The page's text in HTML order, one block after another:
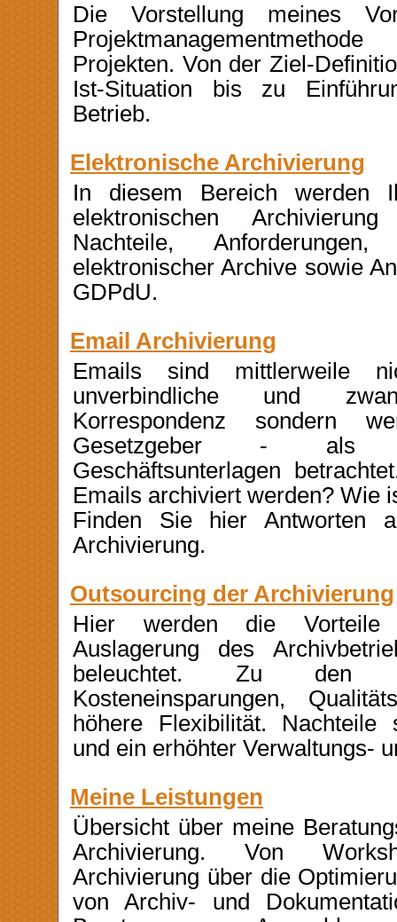
Die Vorstellung meines
Projekten. Von der Ziel-
Ist-Situation bis zu
Betrieb.
Elektronische Archivierung
In diesem Bereich werden
elektronischen
Nachteile,
elektronischer Archive sowie
GDPdU.
Email Archivierung
Emails sind mittlerweile
unverbindliche und
Korrespondenz sondern
Gesetzgeber - als
Geschäftsunterlagen
Emails archiviert werden? Wie
Finden Sie hier Antworten
Archivierung.
Outsourcing der Archivierung
Hier werden die
Auslagerung des
beleuchtet. Zu den
Kosteneinsparungen,
höhere Flexibilität. Nachteile
und ein erhöhter Verwaltungs-
Meine Leistungen
Übersicht über meine
Archivierung. Von
Archivierung über die
von Archiv- und